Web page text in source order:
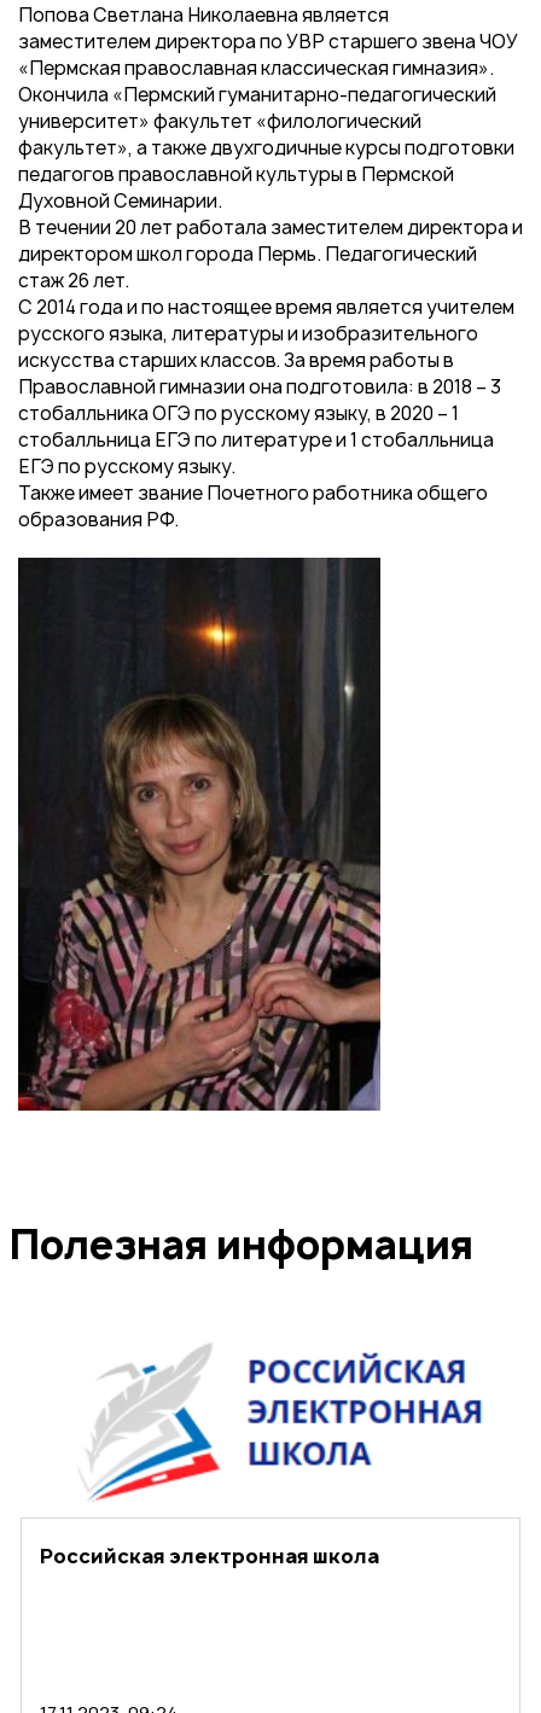
Попова Светлана Николаевна является
заместителем директора по УВР старшего звена ЧОУ
«Пермская православная классическая гимназия».
Окончила «Пермский гуманитарно-педагогический
университет» факультет «филологический
факультет», а также двухгодичные курсы подготовки
педагогов православной культуры в Пермской
Духовной Семинарии.
В течении 20 лет работала заместителем директора и
директором школ города Пермь. Педагогический
стаж 26 лет.
С 2014 года и по настоящее время является учителем
русского языка, литературы и изобразительного
искусства старших классов. За время работы в
Православной гимназии она подготовила: в 2018 – 3
стобалльника ОГЭ по русскому языку, в 2020 – 1
стобалльница ЕГЭ по литературе и 1 стобалльница
ЕГЭ по русскому языку.
Также имеет звание Почетного работника общего
образования РФ.
Полезная информация
Российская электронная школа